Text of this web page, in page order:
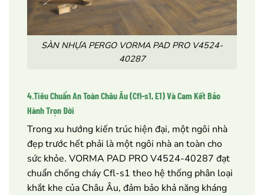
SÀN NHỰA PERGO VORMA PAD PRO V4524-
40287
4.Tiêu Chuẩn An Toàn Châu Âu (Cfl-s1, E1) Và Cam Kết Bảo
Hành Trọn Đời
Trong xu hướng kiến trúc hiện đại, một ngôi nhà
đẹp trước hết phải là một ngôi nhà an toàn cho
sức khỏe. VORMA PAD PRO V4524-40287 đạt
chuẩn chống cháy Cfl-s1 theo hệ thống phân loại
khắt khe của Châu Âu, đảm bảo khả năng kháng